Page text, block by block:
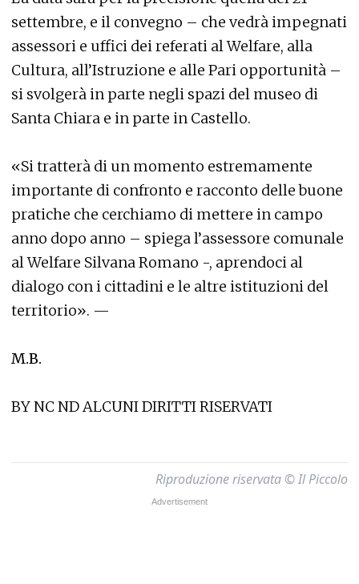
settembre, e il convegno – che vedrà impegnati
assessori e uffici dei referati al Welfare, alla
Cultura, all’Istruzione e alle Pari opportunità –
si svolgerà in parte negli spazi del museo di
Santa Chiara e in parte in Castello.
«Si tratterà di un momento estremamente
importante di confronto e racconto delle buone
pratiche che cerchiamo di mettere in campo
anno dopo anno – spiega l’assessore comunale
al Welfare Silvana Romano -, aprendoci al
dialogo con i cittadini e le altre istituzioni del
territorio». —
M.B.
BY NC ND ALCUNI DIRITTI RISERVATI
Riproduzione riservata © Il Piccolo